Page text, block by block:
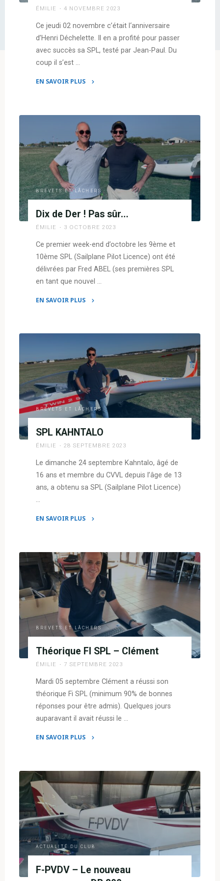
ÉMILIE 4 NOVEMBRE 2023
Ce jeudi 02 novembre c’était l‘anniversaire
d’Henri Déchelette. Il en a profité pour passer
avec succès sa SPL, testé par Jean-Paul. Du
coup il s’est …
EN SAVOIR PLUS
BREVETS ET LÂCHERS
Dix de Der ! Pas sûr…
ÉMILIE 3 OCTOBRE 2023
Ce premier week-end d’octobre les 9ème et
10ème SPL (Sailplane Pilot Licence) ont été
délivrées par Fred ABEL (ses premières SPL
en tant que nouvel …
EN SAVOIR PLUS
Der
Pas
BREVETS ET LÂCHERS
SPL KAHNTALO
ÉMILIE 28 SEPTEMBRE 2023
Le dimanche 24 septembre Kahntalo, âgé de
16 ans et membre du CVVL depuis l’âge de 13
ans, a obtenu sa SPL (Sailplane Pilot Licence)
…
EN SAVOIR PLUS
BREVETS ET LÂCHERS
Théorique FI SPL – Clément
ÉMILIE 7 SEPTEMBRE 2023
Mardi 05 septembre Clément a réussi son
théorique Fi SPL (minimum 90% de bonnes
réponses pour être admis). Quelques jours
auparavant il avait réussi le …
EN SAVOIR PLUS
SPL
–
Clément"
ACTUALITÉ DU CLUB
F-PVDV – Le nouveau